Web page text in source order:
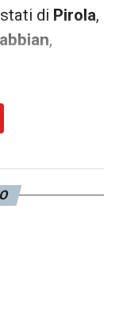
di Pirola,
,